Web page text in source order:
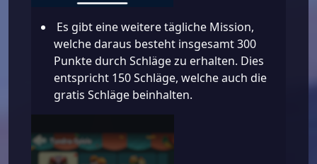
Es gibt eine weitere tägliche Mission,
welche daraus besteht insgesamt 300
Punkte durch Schläge zu erhalten. Dies
entspricht 150 Schläge, welche auch die
gratis Schläge beinhalten.